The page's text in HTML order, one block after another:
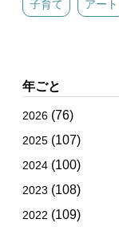
子育て アート
年ごと
2026 (76)
2025 (107)
2024 (100)
2023 (108)
2022 (109)